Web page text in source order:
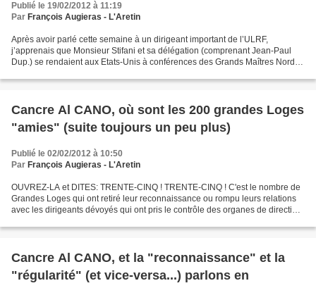
Publié le 19/02/2012 à 11:19
Par François Augieras - L'Aretin
Après avoir parlé cette semaine à un dirigeant important de l’ULRF,
j’apprenais que Monsieur Stifani et sa délégation (comprenant Jean-Paul
Dup.) se rendaient aux Etats-Unis à conférences des Grands Maîtres Nord-
Cancre Al CANO, où sont les 200 grandes Loges
"amies" (suite toujours un peu plus)
Publié le 02/02/2012 à 10:50
Par François Augieras - L'Aretin
OUVREZ-LA et DITES: TRENTE-CINQ ! TRENTE-CINQ ! C'est le nombre de
Grandes Loges qui ont retiré leur reconnaissance ou rompu leurs relations
avec les dirigeants dévoyés qui ont pris le contrôle des organes de direction
Cancre Al CANO, et la "reconnaissance" et la
"régularité" (et vice-versa...) parlons en